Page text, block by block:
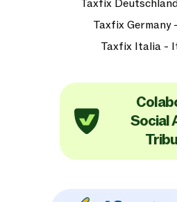
Taxfix
Taxfix Germany
Taxfix Italia -
Social